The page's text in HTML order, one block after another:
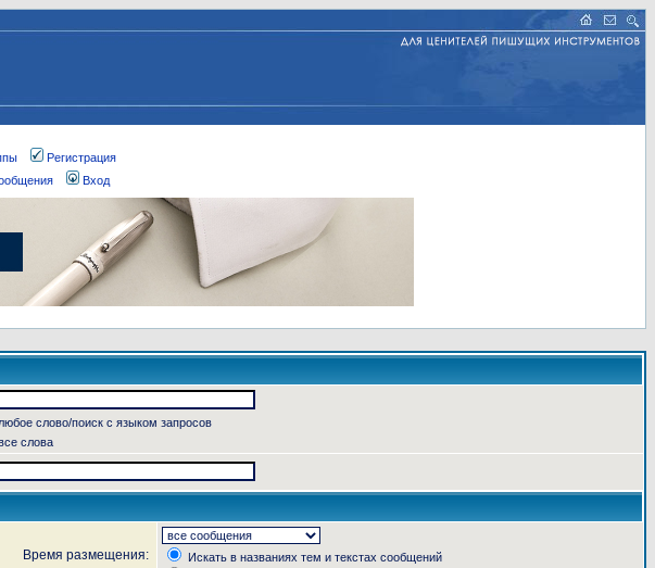
Регистрация
Вход
слово/поиск с языком запросов
слова
Время размещения:
Искать в названиях тем и текстах сообщений